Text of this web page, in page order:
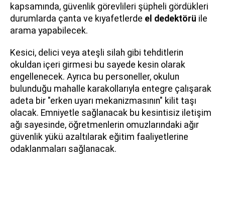
kapsamında, güvenlik görevlileri şüpheli gördükleri
durumlarda çanta ve kıyafetlerde el dedektörü ile
arama yapabilecek.
Kesici, delici veya ateşli silah gibi tehditlerin
okuldan içeri girmesi bu sayede kesin olarak
engellenecek. Ayrıca bu personeller, okulun
bulunduğu mahalle karakollarıyla entegre çalışarak
adeta bir "erken uyarı mekanizmasının" kilit taşı
olacak. Emniyetle sağlanacak bu kesintisiz iletişim
ağı sayesinde, öğretmenlerin omuzlarındaki ağır
güvenlik yükü azaltılarak eğitim faaliyetlerine
odaklanmaları sağlanacak.